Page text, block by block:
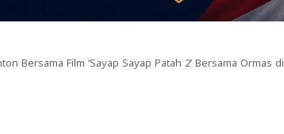
Bersama Film ‘Sayap Sayap Patah 2’ Bersama Ormas di